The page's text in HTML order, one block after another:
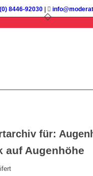
8446-92030
für:
auf Augenhöhe